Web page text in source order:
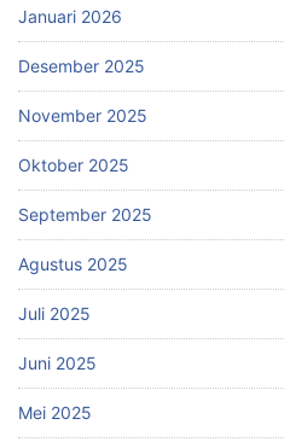
Januari 2026
Desember 2025
November 2025
Oktober 2025
September 2025
Agustus 2025
Juli 2025
Juni 2025
Mei 2025